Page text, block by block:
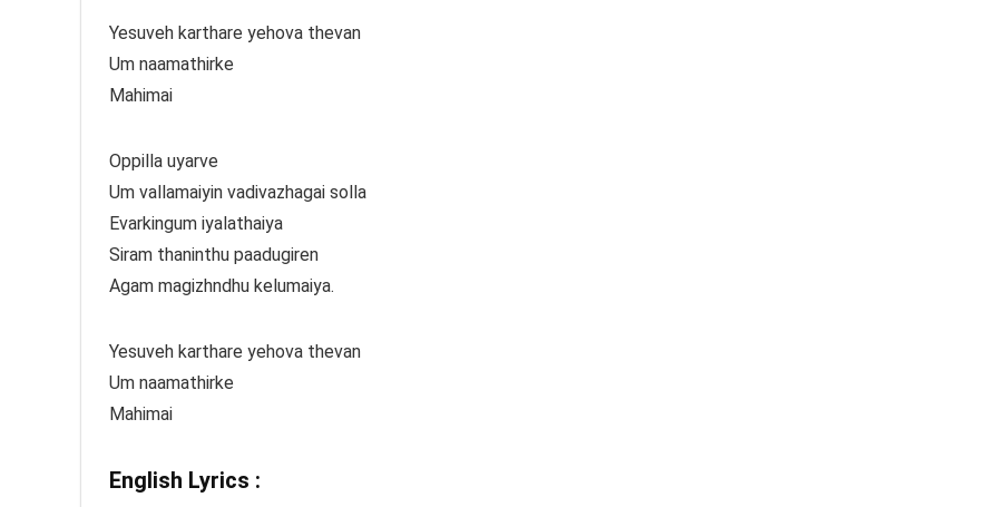
Yesuveh karthare yehova thevan
Um naamathirke
Mahimai
Oppilla uyarve
Um vallamaiyin vadivazhagai solla
Evarkingum iyalathaiya
Siram thaninthu paadugiren
Agam magizhndhu kelumaiya.
Yesuveh karthare yehova thevan
Um naamathirke
Mahimai
English Lyrics :